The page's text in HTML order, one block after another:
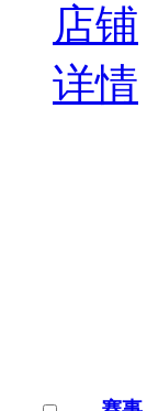
店铺
详情